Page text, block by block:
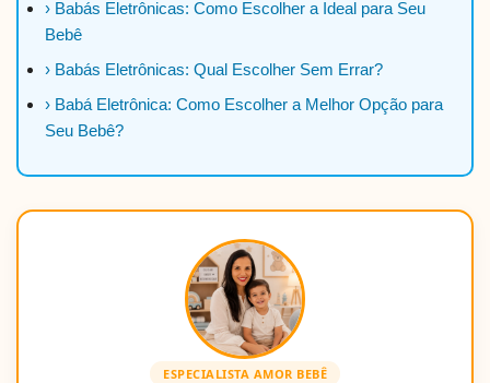
› Babás Eletrônicas: Como Escolher a Ideal para Seu
Bebê
› Babás Eletrônicas: Qual Escolher Sem Errar?
› Babá Eletrônica: Como Escolher a Melhor Opção para
Seu Bebê?
ESPECIALISTA AMOR BEBÊ